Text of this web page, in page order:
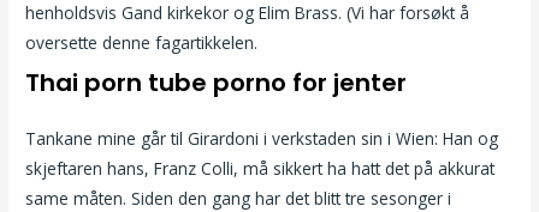
henholdsvis Gand kirkekor og Elim Brass. (Vi har forsøkt å
oversette denne fagartikkelen.
Thai porn tube porno for jenter
Tankane mine går til Girardoni i verkstaden sin i Wien: Han og
skjeftaren hans, Franz Colli, må sikkert ha hatt det på akkurat
same måten. Siden den gang har det blitt tre sesonger i